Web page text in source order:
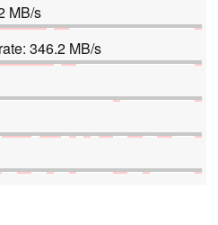
MB/s
346.2 MB/s